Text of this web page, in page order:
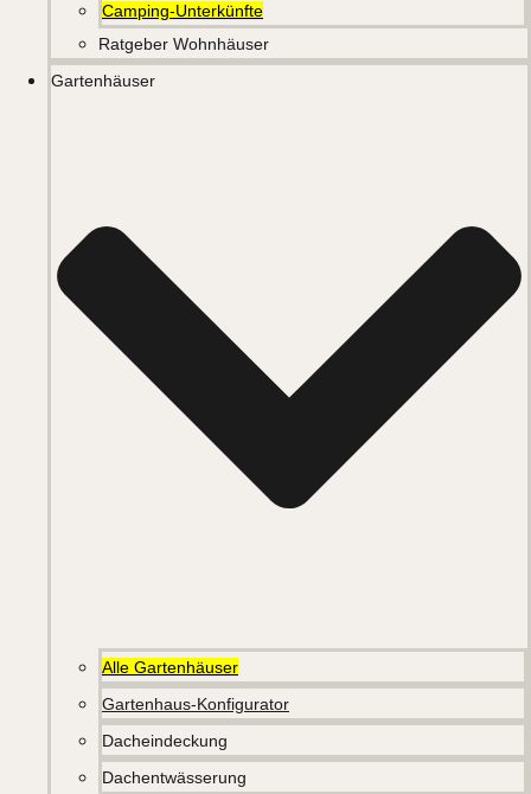
Camping-Unterkünfte
Ratgeber Wohnhäuser
Gartenhäuser
Alle Gartenhäuser
Gartenhaus-Konfigurator
Dacheindeckung
Dachentwässerung